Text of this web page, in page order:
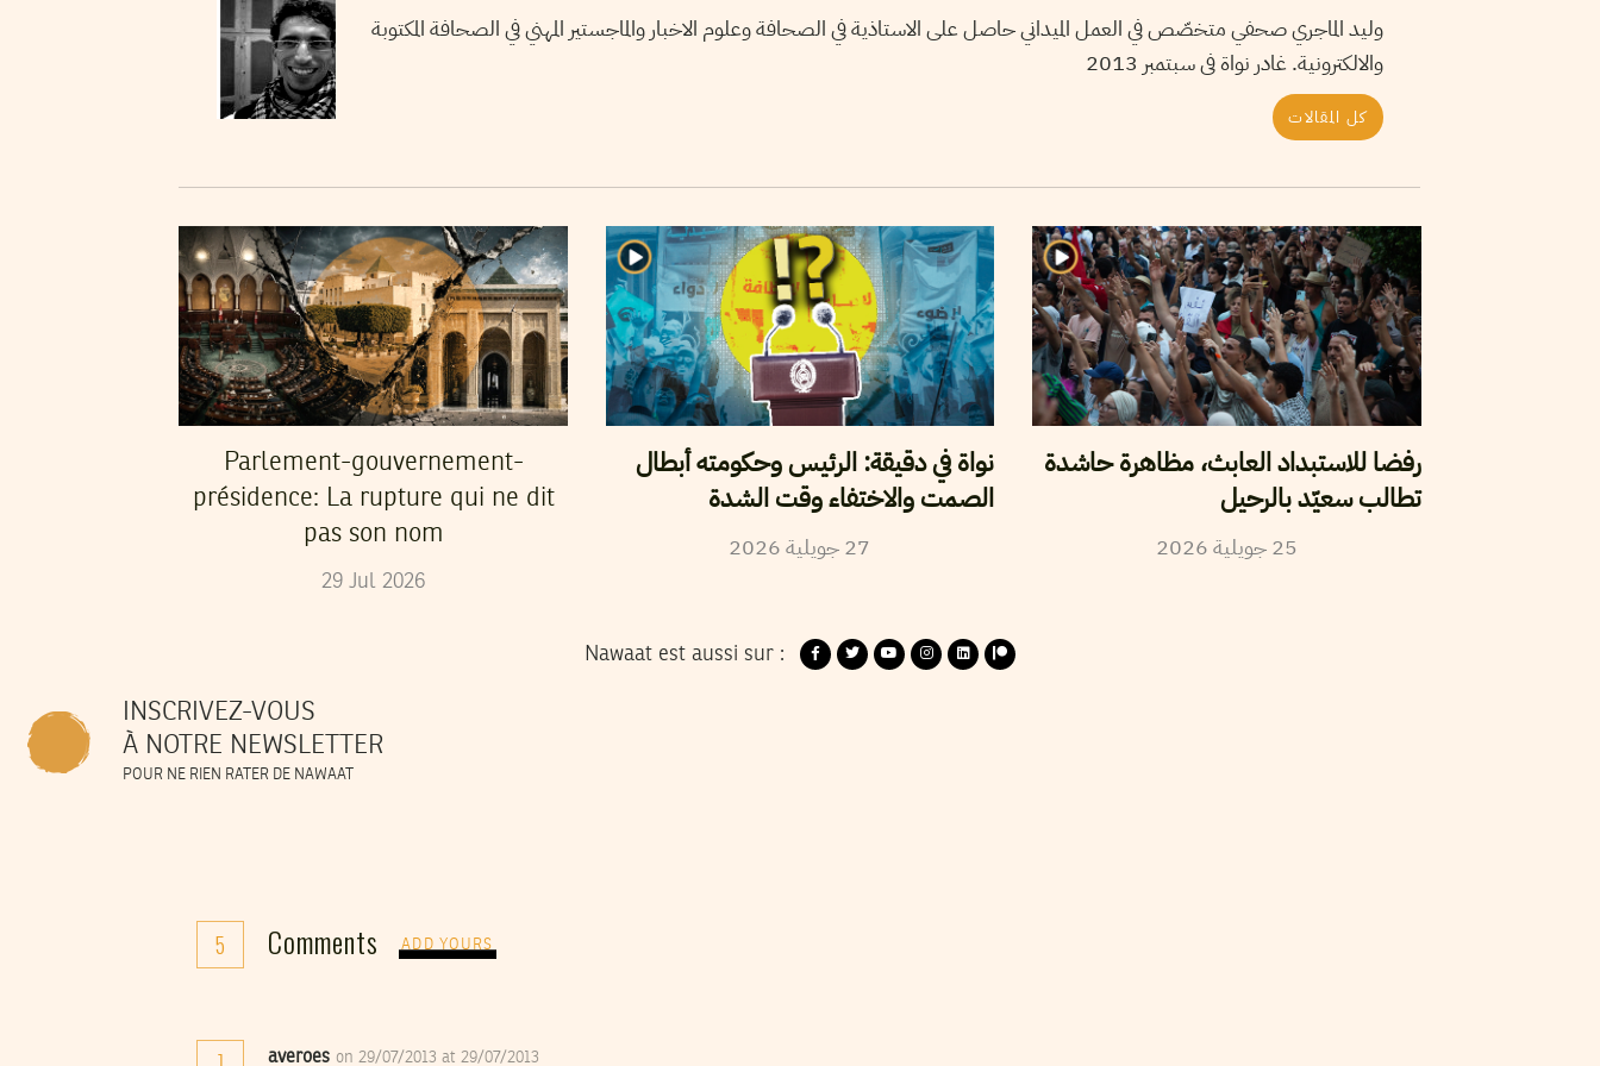
وليد الماجري صحفي متخصّص في العمل الميداني حاصل على الاستاذية في الصحافة وعلوم الاخبار والماجستير المهني في الصحافة المكتوبة
والالكترونية. غادر نواة فى سبتمبر 2013
كل المقالات
Parlement-gouvernement-
présidence: La rupture qui ne dit
pas son nom
29 Jul 2026
نواة في دقيقة: الرئيس وحكومته أبطال
الصمت والاختفاء وقت الشدة
27جويلية 2026
رفضا للاستبداد العابث، مظاهرة حاشدة
تطالب سعيّد بالرحيل
25جويلية2026
Nawaat est aussi sur :
INSCRIVEZ-VOUS
À NOTRE NEWSLETTER
POUR NE RIEN RATER DE NAWAAT
5 Comments ADD YOURS
averoes on 29/07/2013 at 29/07/2013